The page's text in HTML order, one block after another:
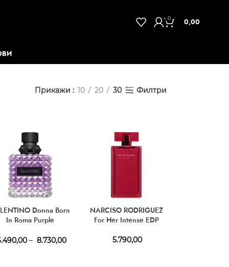
0 0,00
Прикажи 10 20 30 Филтри
Donna Born
In Roma Purple
– 8.730,00
NARCISO RODRIGUEZ
For Her Intense EDP
5.790,00